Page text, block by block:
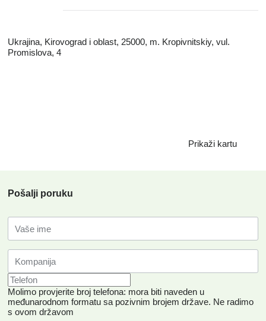
Ukrajina, Kirovograd i oblast, 25000, m. Kropivnitskiy, vul.
Promislova, 4
Prikaži kartu
Pošalji poruku
Molimo provjerite broj telefona: mora biti naveden u
međunarodnom formatu sa pozivnim brojem države. Ne radimo
s ovom državom